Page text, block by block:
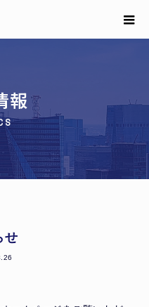
報
せ